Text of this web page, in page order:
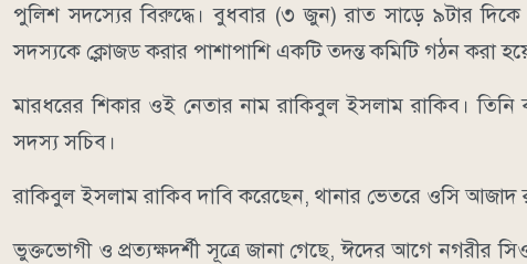
পুলিশ সদস্যের বিরুদ্ধে। বুধবার (৩ জুন) রাত সাড়ে ৯টার
সদস্যকে ক্লোজড করার পাশাপাশি একটি তদন্ত কমিটি গঠন করা
মারধরের শিকার ওই নেতার নাম রাকিবুল ইসলাম রাকিব। তিনি
সদস্য সচিব।
রাকিবুল ইসলাম রাকিব দাবি করেছেন, থানার ভেতরে ওসি
ভুক্তভোগী ও প্রত্যক্ষদর্শী সূত্রে জানা গেছে, ঈদের আগে নগরীর